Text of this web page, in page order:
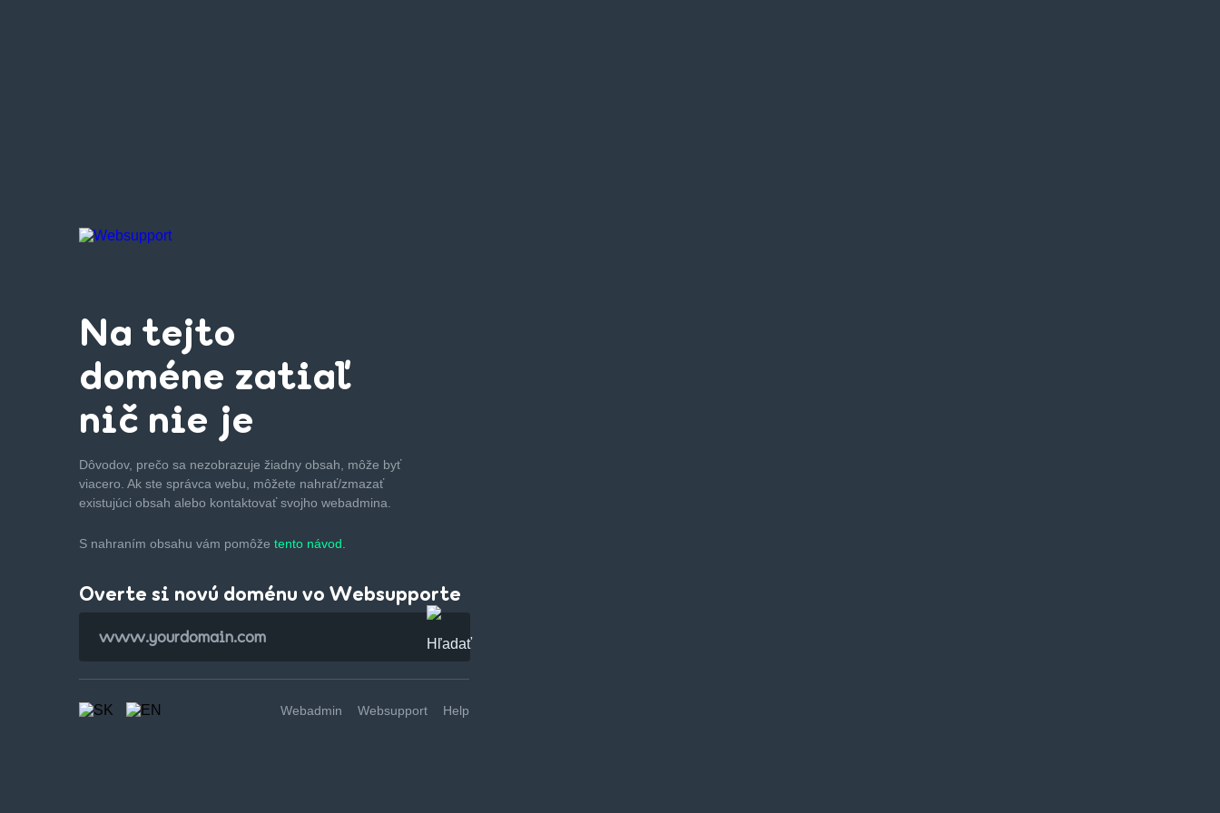
Na tejto
doméne zatiaľ
nič nie je
Dôvodov, prečo sa nezobrazuje žiadny obsah, môže byť
viacero. Ak ste správca webu, môžete nahrať/zmazať
existujúci obsah alebo kontaktovať svojho webadmina.
S nahraním obsahu vám pomôže tento návod.
Overte si novú doménu vo Websupporte
Webadmin Websupport Help